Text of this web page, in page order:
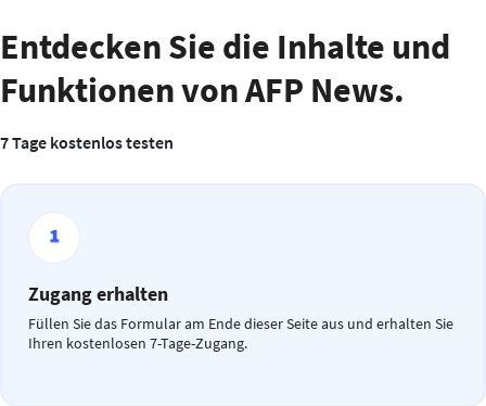
Entdecken Sie die Inhalte und
Funktionen von AFP News.
7 Tage kostenlos testen
Zugang erhalten
Füllen Sie das Formular am Ende dieser Seite aus und erhalten Sie
Ihren kostenlosen 7-Tage-Zugang.